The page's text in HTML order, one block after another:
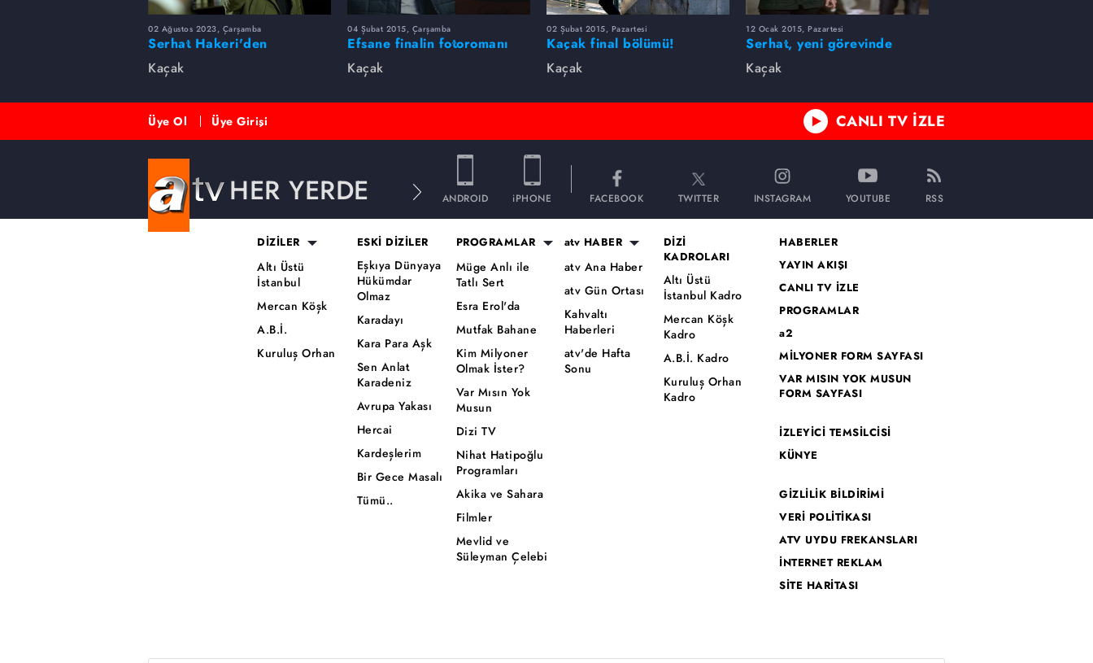
Reddet
02 Ağustos 2023, Çarşamba
Serhat Hakeri'den
unutulmaz raconlar 📿💣
Kaçak
04 Şubat 2015, Çarşamba
Efsane finalin fotoromanı
Kaçak
02 Şubat 2015, Pazartesi
Kaçak final bölümü!
Kaçak
12 Ocak 2015, Pazartesi
Serhat, yeni görevinde
başarılı olabilecek mi? 51.
bölüm fotogaleri
Kaçak
Üye Ol Üye Girişi CANLI TV İZLE
HER YERDE ANDROID iPHONE FACEBOOK TWITTER INSTAGRAM YOUTUBE RSS
DİZİLER
Altı Üstü
İstanbul
Mercan Köşk
A.B.İ.
Kuruluş Orhan
ESKİ DİZİLER
Eşkıya Dünyaya
Hükümdar
Olmaz
Karadayı
Kara Para Aşk
Sen Anlat
Karadeniz
Avrupa Yakası
Hercai
Kardeşlerim
Bir Gece Masalı
Tümü..
PROGRAMLAR
Müge Anlı ile
Tatlı Sert
Esra Erol'da
Mutfak Bahane
Kim Milyoner
Olmak İster?
Var Mısın Yok
Musun
Dizi TV
Nihat Hatipoğlu
Programları
Akika ve Sahara
Filmler
Mevlid ve
Süleyman Çelebi
atv HABER
atv Ana Haber
atv Gün Ortası
Kahvaltı
Haberleri
atv'de Hafta
Sonu
DİZİ
KADROLARI
Altı Üstü
İstanbul Kadro
Mercan Köşk
Kadro
A.B.İ. Kadro
Kuruluş Orhan
Kadro
HABERLER
YAYIN AKIŞI
CANLI TV İZLE
PROGRAMLAR
a2
MİLYONER FORM SAYFASI
VAR MISIN YOK MUSUN
FORM SAYFASI
İZLEYİCİ TEMSİLCİSİ
KÜNYE
GİZLİLİK BİLDİRİMİ
VERİ POLİTİKASI
ATV UYDU FREKANSLARI
İNTERNET REKLAM
SİTE HARİTASI